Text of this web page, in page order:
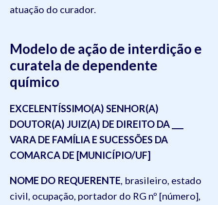
atuação do curador.
Modelo de ação de interdição e
curatela de dependente
químico
EXCELENTÍSSIMO(A) SENHOR(A)
DOUTOR(A) JUIZ(A) DE DIREITO DA ___
VARA DE FAMÍLIA E SUCESSÕES DA
COMARCA DE [MUNICÍPIO/UF]
NOME DO REQUERENTE, brasileiro, estado
civil, ocupação, portador do RG nº [número],